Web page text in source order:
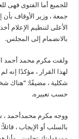
للجميع أما الفتوى فهى
جمعة ، وزير الأوقاف
الأعلى لتنظيم الإعلام
بالانضمام إلى المجلس.
ولفت مكرم محمد أحمد
لهذا القرار ، مؤكدًا إنه
شكلية ، مضيفًا: “هناك
حسب تعبيره.
ووجه مكرم محمدأحمد ،
بالسلب أو الإيجاب ،